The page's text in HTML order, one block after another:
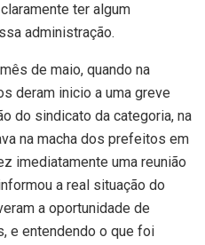
ter algum
administração.
de maio, quando na
deram inicio a uma greve
do sindicato da categoria, na
na macha dos prefeitos em
imediatamente uma reunião
a real situação do
a oportunidade de
e entendendo o que foi